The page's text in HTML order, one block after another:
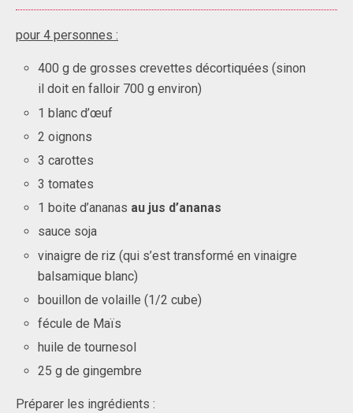
pour 4 personnes :
400 g de grosses crevettes décortiquées (sinon
il doit en falloir 700 g environ)
1 blanc d’œuf
2 oignons
3 carottes
3 tomates
1 boite d’ananas au jus d’ananas
sauce soja
vinaigre de riz (qui s’est transformé en vinaigre
balsamique blanc)
bouillon de volaille (1/2 cube)
fécule de Maïs
huile de tournesol
25 g de gingembre
Préparer les ingrédients :